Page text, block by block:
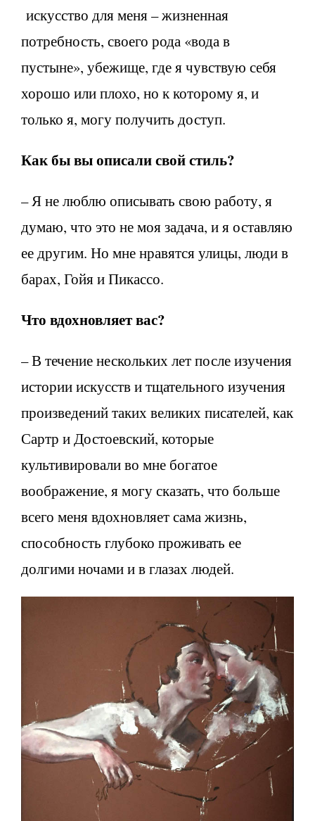
искусство для меня – жизненная
потребность, своего рода «вода в
пустыне», убежище, где я чувствую себя
хорошо или плохо, но к которому я, и
только я, могу получить доступ.
Как бы вы описали свой стиль?
– Я не люблю описывать свою работу, я
думаю, что это не моя задача, и я оставляю
ее другим. Но мне нравятся улицы, люди в
барах, Гойя и Пикассо.
Что вдохновляет вас?
– В течение нескольких лет после изучения
истории искусств и тщательного изучения
произведений таких великих писателей, как
Сартр и Достоевский, которые
культивировали во мне богатое
воображение, я могу сказать, что больше
всего меня вдохновляет сама жизнь,
способность глубоко проживать ее
долгими ночами и в глазах людей.